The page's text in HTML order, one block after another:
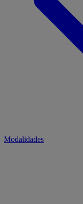
Modalidades